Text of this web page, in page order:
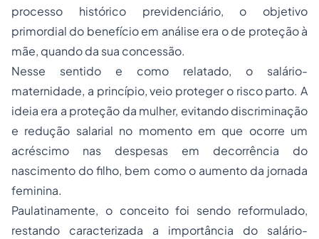
processo histórico previdenciário, o objetivo
primordial do benefício em análise era o de proteção à
mãe, quando da sua concessão.
Nesse sentido e como relatado, o salário-
maternidade, a princípio, veio proteger o risco parto. A
ideia era a proteção da mulher, evitando discriminação
e redução salarial no momento em que ocorre um
acréscimo nas despesas em decorrência do
nascimento do filho, bem como o aumento da jornada
feminina.
Paulatinamente, o conceito foi sendo reformulado,
restando caracterizada a importância do salário-